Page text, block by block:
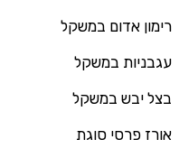
רימון אדום במשקל
עגבניות במשקל
בצל יבש במשקל
אורז פרסי סוגת